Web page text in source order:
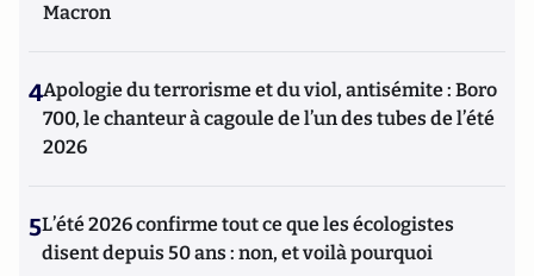
Macron
4Apologie du terrorisme et du viol, antisémite : Boro
700, le chanteur à cagoule de l’un des tubes de l’été
2026
5L’été 2026 confirme tout ce que les écologistes
disent depuis 50 ans : non, et voilà pourquoi